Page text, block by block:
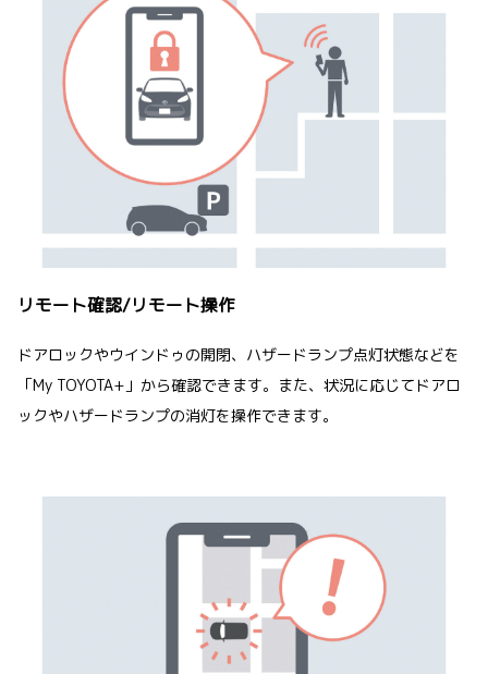
リモート確認/リモート操作
ドアロックやウインドゥの開閉、ハザードランプ点灯状態などを
「My TOYOTA+」から確認できます。また、状況に応じてドアロ
ックやハザードランプの消灯を操作できます。